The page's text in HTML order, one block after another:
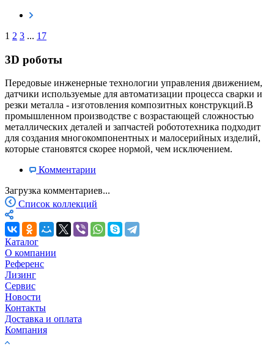
1 2 3 ... 17
3D роботы
Передовые инженерные технологии управления движением,
датчики используемые для автоматизации процесса сварки и
резки металла - изготовления композитных конструкций.В
промышленном производстве с возрастающей сложностью
металлических деталей и запчастей робототехника подходит
для создания многокомпонентных и малосерийных изделий,
которые становятся скорее нормой, чем исключением.
Комментарии
Загрузка комментариев...
Список коллекций
Каталог
О компании
Референс
Лизинг
Сервис
Новости
Контакты
Доставка и оплата
Компания